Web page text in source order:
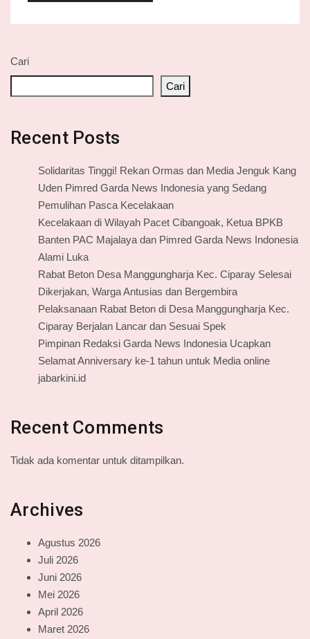
Cari
Cari
Recent Posts
Solidaritas Tinggi! Rekan Ormas dan Media Jenguk Kang
Uden Pimred Garda News Indonesia yang Sedang
Pemulihan Pasca Kecelakaan
Kecelakaan di Wilayah Pacet Cibangoak, Ketua BPKB
Banten PAC Majalaya dan Pimred Garda News Indonesia
Alami Luka
Rabat Beton Desa Manggungharja Kec. Ciparay Selesai
Dikerjakan, Warga Antusias dan Bergembira
Pelaksanaan Rabat Beton di Desa Manggungharja Kec.
Ciparay Berjalan Lancar dan Sesuai Spek
Pimpinan Redaksi Garda News Indonesia Ucapkan
Selamat Anniversary ke-1 tahun untuk Media online
jabarkini.id
Recent Comments
Tidak ada komentar untuk ditampilkan.
Archives
Agustus 2026
Juli 2026
Juni 2026
Mei 2026
April 2026
Maret 2026